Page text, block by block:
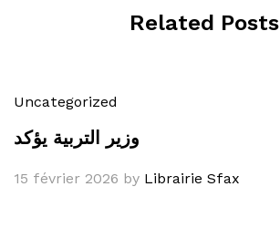
Related Posts
Uncategorized
وزير التربية يؤكد
15 février 2026 by Librairie Sfax